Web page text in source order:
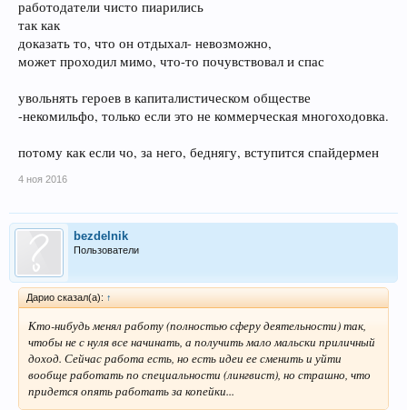
работодатели чисто пиарились
так как
доказать то, что он отдыхал- невозможно,
может проходил мимо, что-то почувствовал и спас
увольнять героев в капиталистическом обществе
-некомильфо, только если это не коммерческая многоходовка.
потому как если чо, за него, беднягу, вступится спайдермен
4 ноя 2016
bezdelnik
Пользователи
Дарио сказал(а): ↑
Кто-нибудь менял работу (полностью сферу деятельности) так,
чтобы не с нуля все начинать, а получить мало мальски приличный
доход. Сейчас работа есть, но есть идеи ее сменить и уйти
вообще работать по специальности (лингвист), но страшно, что
придется опять работать за копейки...